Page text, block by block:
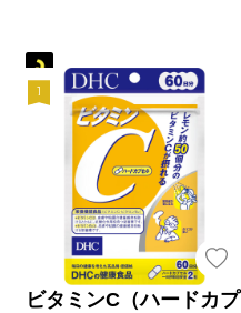
ビタミンC（ハードカプ